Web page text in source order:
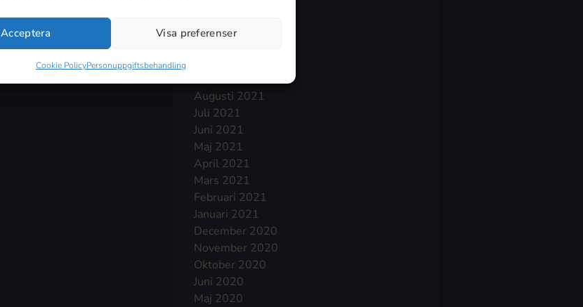
Acceptera Visa preferenser
Cookie PolicyPersonuppgiftsbehandling
December 2021
Augusti 2021
Juli 2021
Juni 2021
Maj 2021
April 2021
Mars 2021
Februari 2021
Januari 2021
December 2020
November 2020
Oktober 2020
Juni 2020
Maj 2020